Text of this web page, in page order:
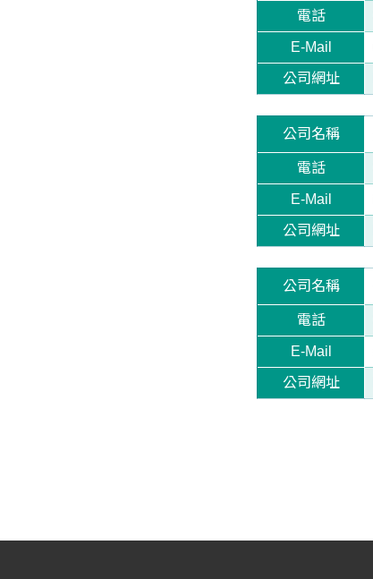
電話
E-Mail
公司網址
公司名稱
電話
E-Mail
公司網址
公司名稱
電話
E-Mail
公司網址